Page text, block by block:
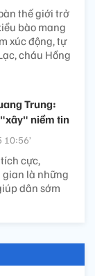
thế giới trở
bào mang
xúc động, tự
cháu Hồng
Trung:
niềm tin
cực,
gian là những
dân sớm